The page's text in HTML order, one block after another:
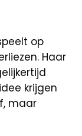
op
Haar
krijgen
maar